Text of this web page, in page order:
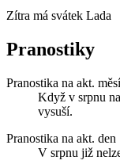
Zítra má svátek Lada
Pranostiky
Pranostika na akt.
Když v srpnu
vysuší.
Pranostika na akt. den
V srpnu již